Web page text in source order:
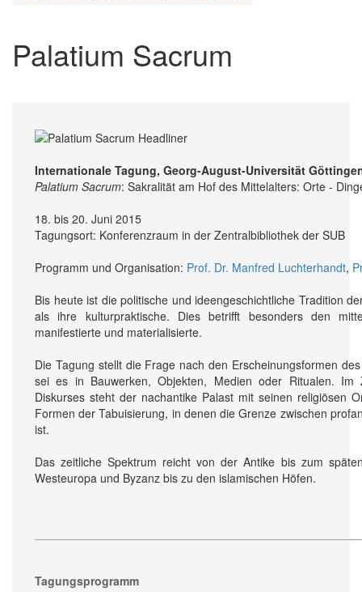
Palatium Sacrum
Internationale Tagung, Georg-August-Universität
Palatium Sacrum: Sakralität am Hof des Mittelalters: Orte -
18. bis 20. Juni 2015
Tagungsort: Konferenzraum in der Zentralbibliothek der SUB
Programm und Organisation: Prof. Dr. Manfred Luchterhandt,
Bis heute ist die politische und ideen­geschichtliche Tradition
als ihre kultur­praktische. Dies betrifft besonders den
manifestierte und materialisierte.
Die Tagung stellt die Frage nach den Erscheinungs­formen
sei es in Bau­werken, Objekten, Medien oder Ritualen. Im
Diskurses steht der nach­antike Palast mit seinen religiösen
Formen der Tabuisierung, in denen die Grenze zwischen
ist.
Das zeitliche Spektrum reicht von der Antike bis zum
Westeuropa und Byzanz bis zu den islamischen Höfen.
Tagungsprogramm